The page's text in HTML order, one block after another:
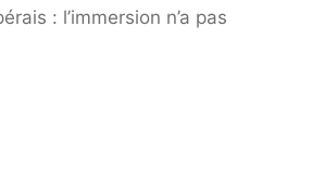
: l’immersion n’a pas